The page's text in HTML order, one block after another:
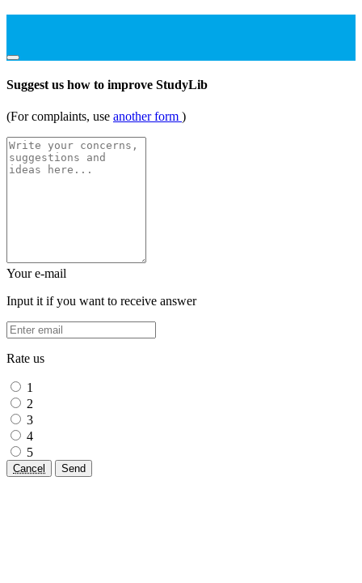
Suggest us how to improve StudyLib
(For complaints, use another form )
Your e-mail
Input it if you want to receive answer
Rate us
1
2
3
4
5
Cancel Send